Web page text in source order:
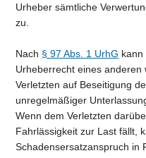
Urheber sämtliche
zu.
Nach § 97 Abs. 1 UrhG kann
Urheberrecht eines anderen
Verletzten auf Beseitigung
unregelmäßiger
Wenn dem Verletzten
Fahrlässigkeit zur Last fällt,
Schadensersatzanspruch in